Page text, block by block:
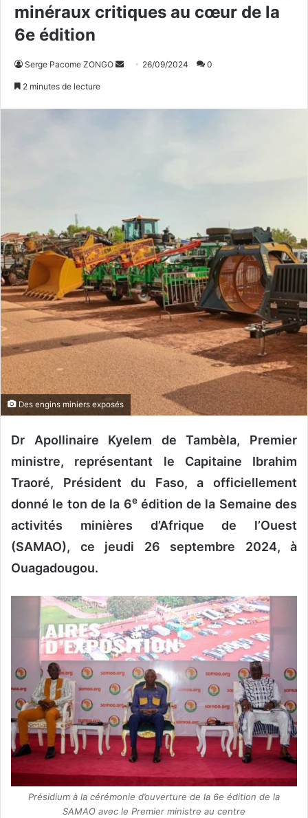
minéraux critiques au cœur de la
6e édition
Serge Pacome ZONGO
o
u
r
r
i
e
l
26/09/2024 0
2 minutes de lecture
Des engins miniers exposés
Dr Apollinaire Kyelem de Tambèla, Premier
ministre, représentant le Capitaine Ibrahim
Traoré, Président du Faso, a officiellement
donné le ton de la 6eédition de la Semaine des
activités minières d’Afrique de l’Ouest
(SAMAO), ce jeudi 26 septembre 2024, à
Ouagadougou.
Présidium à la cérémonie d’ouverture de la 6e édition de la
SAMAO avec le Premier ministre au centre